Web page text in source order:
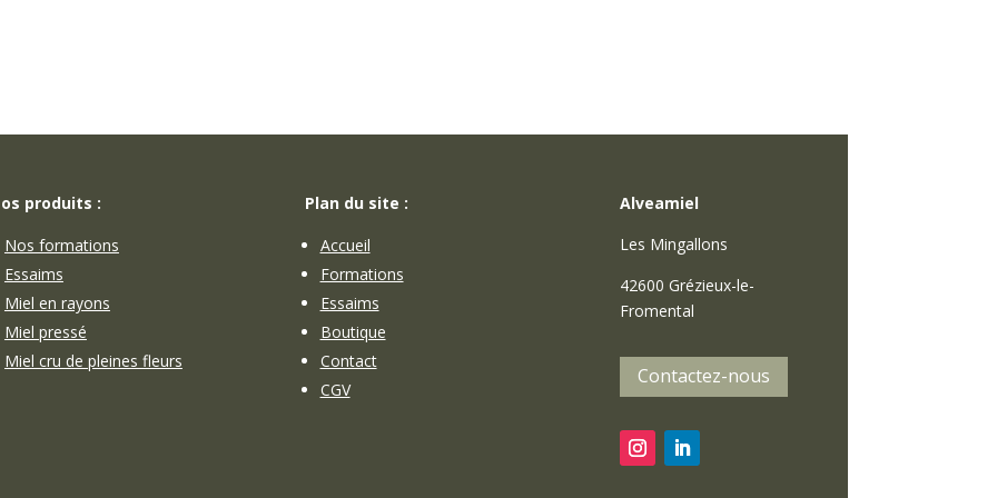
produits :
Nos formations
Essaims
Miel en rayons
Miel pressé
Miel cru de pleines fleurs
Plan du site :
Accueil
Formations
Essaims
Boutique
Contact
CGV
Alveamiel
Les Mingallons
42600 Grézieux-le-
Fromental
Contactez-nous